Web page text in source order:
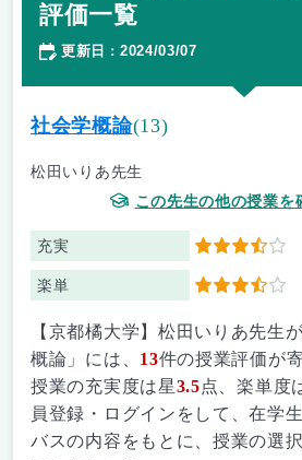
評価一覧
更新日 ： 2024/03/07
社会学概論(13)
松田いりあ先生
この先生の他の授業を
充実 3.5
楽単 3.5
【京都橘大学】松田いりあ先生
概論」には、 13件の授業評価が
授業の充実度は星3.5点、楽単度
員登録・ログインをして、在学
バスの内容をもとに、授業の選